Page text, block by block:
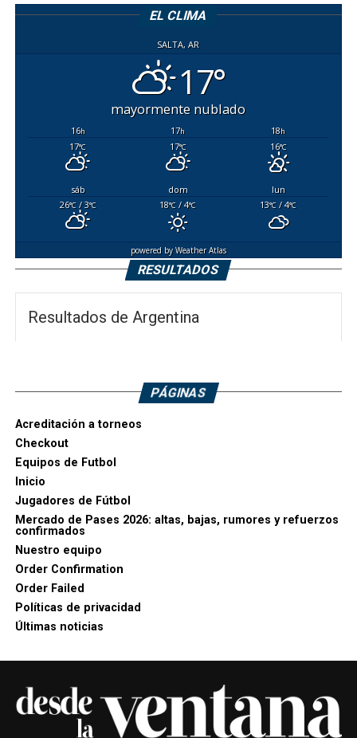
EL CLIMA
SALTA, AR
17°
mayormente nublado
16h 17h 18h
17°C 17°C 16°C
sáb dom
lun
26°C/ 3°C 18°C / 4°C 13°C / 4°C
powered byWeather Atlas
RESULTADOS
Resultados de Argentina
PÁGINAS
Acreditación a torneos
Checkout
Equipos de Futbol
Inicio
Jugadores de Fútbol
Mercado de Pases 2026: altas, bajas, rumores y refuerzos
confirmados
Nuestro equipo
Order Confirmation
Order Failed
Políticas de privacidad
Últimas noticias